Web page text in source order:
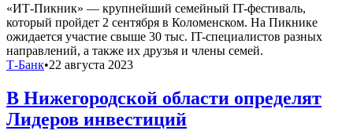
«ИТ-Пикник» — крупнейший семейный IT-фестиваль,
который пройдет 2 сентября в Коломенском. На Пикнике
ожидается участие свыше 30 тыс. IT-специалистов разных
направлений, а также их друзья и члены семей.
Т-Банк•22 августа 2023
В Нижегородской области определят
Лидеров инвестиций